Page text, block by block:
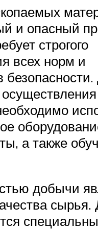
и опасный
строгого
всех норм и
а также
добычи
сырья.